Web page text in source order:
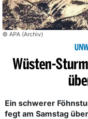
© APA (Archiv)
Wüsten-
Ein schwerer
fegt am Samstag